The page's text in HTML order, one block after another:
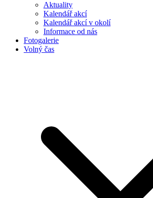
Aktuality
Kalendář akcí
Kalendář akcí v okolí
Informace od nás
Fotogalerie
Volný čas